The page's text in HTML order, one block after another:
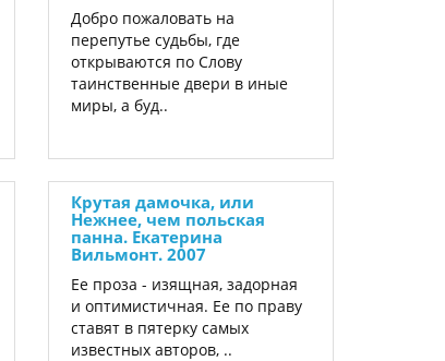
Добро пожаловать на
перепутье судьбы, где
открываются по Слову
таинственные двери в иные
миры, а буд..
Крутая дамочка, или
Нежнее, чем польская
панна. Екатерина
Вильмонт. 2007
Ее проза - изящная, задорная
и оптимистичная. Ее по праву
ставят в пятерку самых
известных авторов, ..